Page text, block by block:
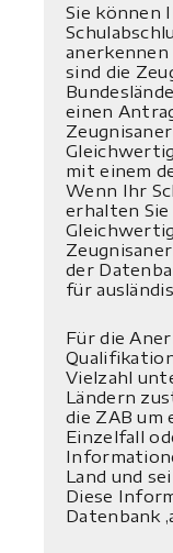
Sie können
anerkennen
sind die
einen
mit einem
Wenn Ihr
erhalten Sie
der
für
Für die
Vielzahl
Ländern
die ZAB um
Einzelfall
Land und
Diese
Datenbank